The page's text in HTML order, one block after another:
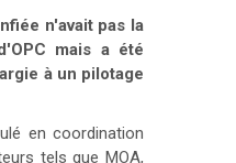
n'avait pas la
mais a été
à un pilotage
en coordination
tels que MOA,